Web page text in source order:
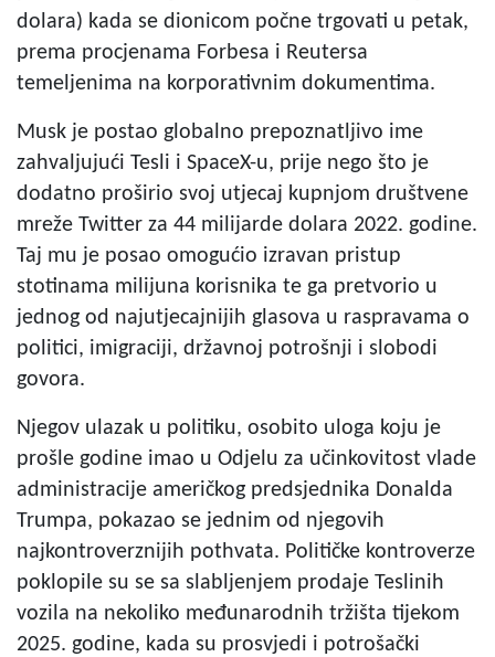
dolara) kada se dionicom počne trgovati u petak,
prema procjenama Forbesa i Reutersa
temeljenima na korporativnim dokumentima.
Musk je postao globalno prepoznatljivo ime
zahvaljujući Tesli i SpaceX-u, prije nego što je
dodatno proširio svoj utjecaj kupnjom društvene
mreže Twitter za 44 milijarde dolara 2022. godine.
Taj mu je posao omogućio izravan pristup
stotinama milijuna korisnika te ga pretvorio u
jednog od najutjecajnijih glasova u raspravama o
politici, imigraciji, državnoj potrošnji i slobodi
govora.
Njegov ulazak u politiku, osobito uloga koju je
prošle godine imao u Odjelu za učinkovitost vlade
administracije američkog predsjednika Donalda
Trumpa, pokazao se jednim od njegovih
najkontroverznijih pothvata. Političke kontroverze
poklopile su se sa slabljenjem prodaje Teslinih
vozila na nekoliko međunarodnih tržišta tijekom
2025. godine, kada su prosvjedi i potrošački